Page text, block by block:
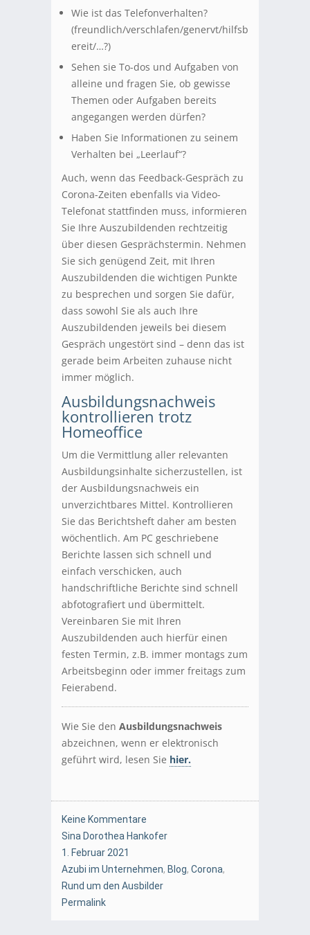
Wie ist das Telefonverhalten?
(freundlich/verschlafen/genervt/hilfsb
ereit/…?)
Sehen sie To-dos und Aufgaben von
alleine und fragen Sie, ob gewisse
Themen oder Aufgaben bereits
angegangen werden dürfen?
Haben Sie Informationen zu seinem
Verhalten bei „Leerlauf“?
Auch, wenn das Feedback-Gespräch zu
Corona-Zeiten ebenfalls via Video-
Telefonat stattfinden muss, informieren
Sie Ihre Auszubildenden rechtzeitig
über diesen Gesprächstermin. Nehmen
Sie sich genügend Zeit, mit Ihren
Auszubildenden die wichtigen Punkte
zu besprechen und sorgen Sie dafür,
dass sowohl Sie als auch Ihre
Auszubildenden jeweils bei diesem
Gespräch ungestört sind – denn das ist
gerade beim Arbeiten zuhause nicht
immer möglich.
Ausbildungsnachweis
kontrollieren trotz
Homeoffice
Um die Vermittlung aller relevanten
Ausbildungsinhalte sicherzustellen, ist
der Ausbildungsnachweis ein
unverzichtbares Mittel. Kontrollieren
Sie das Berichtsheft daher am besten
wöchentlich. Am PC geschriebene
Berichte lassen sich schnell und
einfach verschicken, auch
handschriftliche Berichte sind schnell
abfotografiert und übermittelt.
Vereinbaren Sie mit Ihren
Auszubildenden auch hierfür einen
festen Termin, z.B. immer montags zum
Arbeitsbeginn oder immer freitags zum
Feierabend.
Wie Sie den Ausbildungsnachweis
abzeichnen, wenn er elektronisch
geführt wird, lesen Sie hier.
Keine Kommentare
Sina Dorothea Hankofer
1. Februar 2021
Azubi im Unternehmen, Blog, Corona,
Rund um den Ausbilder
Permalink